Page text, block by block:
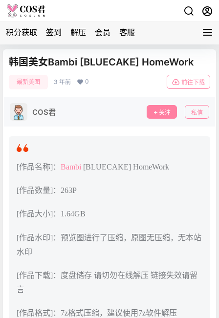
积分获取 签到 解压 会员 客服
韩国美女Bambi [BLUECAKE] HomeWork
最新美图 3 年前 0 前往下载
COS君 关注 私信
[作品名称]： Bambi [BLUECAKE] HomeWork
[作品数量]：263P
[作品大小]：1.64GB
[作品水印]：预览图进行了压缩，原图无压缩，无本站
水印
[作品下载]：度盘储存 请切勿在线解压 链接失效请留
言
[作品格式]：7z格式压缩，建议使用7z软件解压